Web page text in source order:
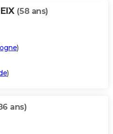
(58 ans)
)
)
ans)